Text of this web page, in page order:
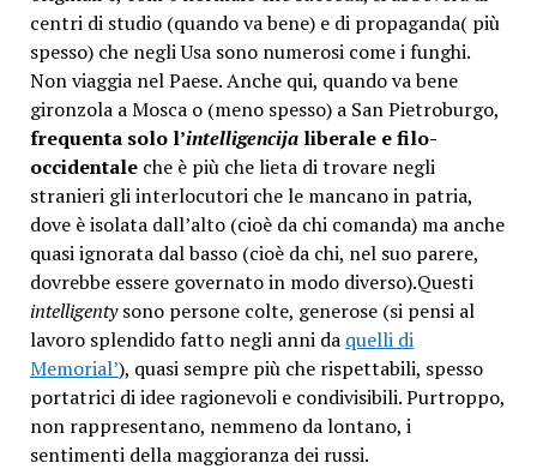
centri di studio (quando va bene) e di propaganda( più
spesso) che negli Usa sono numerosi come i funghi.
Non viaggia nel Paese. Anche qui, quando va bene
gironzola a Mosca o (meno spesso) a San Pietroburgo,
frequenta solo l’intelligencijaliberale e filo-
occidentaleche è più che lieta di trovare negli
stranieri gli interlocutori che le mancano in patria,
dove è isolata dall’alto (cioè da chi comanda) ma anche
quasi ignorata dal basso (cioè da chi, nel suo parere,
dovrebbe essere governato in modo diverso).Questi
intelligentysono persone colte, generose (si pensi al
lavoro splendido fatto negli anni da quelli di
Memorial’), quasi sempre più che rispettabili, spesso
portatrici di idee ragionevoli e condivisibili. Purtroppo,
non rappresentano, nemmeno da lontano, i
sentimenti della maggioranza dei russi.